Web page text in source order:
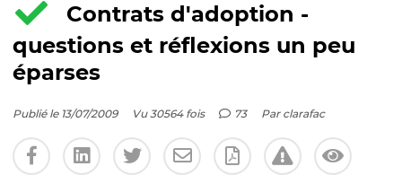
Contrats d'adoption -
questions et réflexions un peu
éparses
Publié le 13/07/2009 Vu 30564 fois 73 Par clarafac